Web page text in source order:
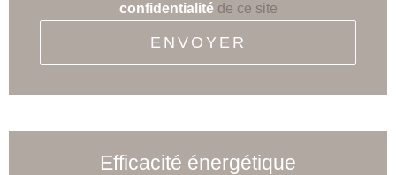
confidentialitéde ce site
ENVOYER
Efficacité énergétique